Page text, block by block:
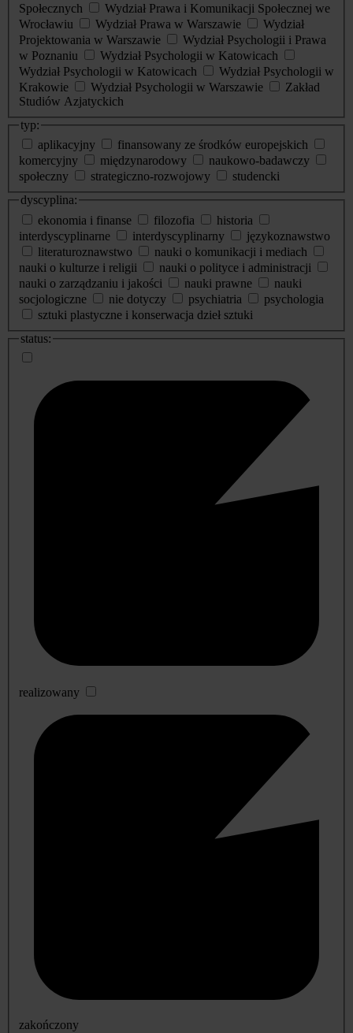
Społecznych
Wydział Prawa i Komunikacji Społecznej we
Wrocławiu
Wydział Prawa w Warszawie
Wydział
Projektowania w Warszawie
Wydział Psychologii i Prawa
w Poznaniu
Wydział Psychologii w Katowicach
Wydział Psychologii w Katowicach
Wydział Psychologii w
Krakowie
Wydział Psychologii w Warszawie
Zakład
Studiów Azjatyckich
typ:
aplikacyjny
finansowany ze środków europejskich
komercyjny
międzynarodowy
naukowo-badawczy
społeczny
strategiczno-rozwojowy
studencki
dyscyplina:
ekonomia i finanse
filozofia
historia
interdyscyplinarne
interdyscyplinarny
językoznawstwo
literaturoznawstwo
nauki o komunikacji i mediach
nauki o kulturze i religii
nauki o polityce i administracji
nauki o zarządzaniu i jakości
nauki prawne
nauki
socjologiczne
nie dotyczy psychiatria
psychologia
sztuki plastyczne i konserwacja dzieł sztuki
status:
realizowany
zakończony